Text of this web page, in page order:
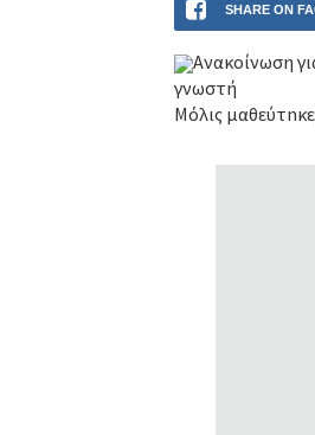
SHARE ON
Ανακοίνωση
γνωστή
Μόλις